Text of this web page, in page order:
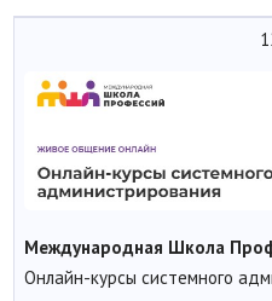
Международная Школа
Онлайн-курсы системного